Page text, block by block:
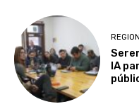
IA